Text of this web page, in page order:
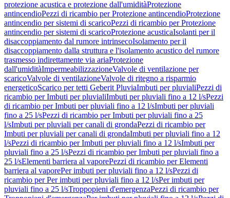
protezione acustica e protezione dall'umiditàProtezione
antincendioPezzi di ricambio per Protezione antincendioProtezione
antincendio per sistemi di scaricoPezzi di ricambio per Protezione
antincendio per sistemi di scaricoProtezione acusticaIsolanti per il
disaccoppiamento dal rumore intrinsecoIsolamento per il
disaccoppiamento dalla struttura e l'isolamento acustico del rumore
trasmesso indirettamente via ariaProtezione
dall'umiditàImpermeabilizzazioneValvole di ventilazione per
scaricoValvole di ventilazioneValvole di ritegno a risparmio
energeticoScarico per tetti Geberit PluviaImbuti per pluvialiPezzi di
ricambio per Imbuti per pluvialiImbuti per pluviali fino a 12 l/sPezzi
di ricambio per Imbuti per pluviali fino a 12 l/sImbuti per pluviali
fino a 25 l/sPezzi di ricambio per Imbuti per pluviali fino a 25
l/sImbuti per pluviali per canali di grondaPezzi di ricambio per
Imbuti per pluviali per canali di grondaImbuti per pluviali fino a 12
l/sPezzi di ricambio per Imbuti per pluviali fino a 12 l/sImbuti per
pluviali fino a 25 l/sPezzi di ricambio per Imbuti per pluviali fino a
25 l/sElementi barriera al vaporePezzi di ricambio per Elementi
barriera al vaporePer imbuti per pluviali fino a 12 l/sPezzi di
ricambio per Per imbuti per pluviali fino a 12 l/sPer imbuti per
pluviali fino a 25 l/sTroppopieni d'emergenzaPezzi di ricambio per